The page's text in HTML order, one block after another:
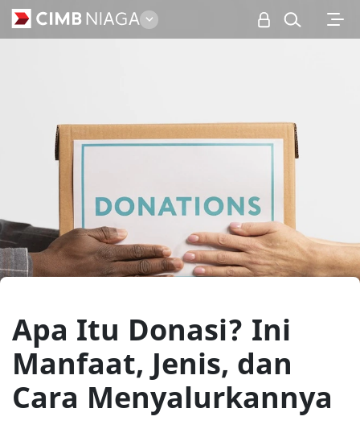
Personal
Apa Itu Donasi? Ini
Manfaat, Jenis, dan
Cara Menyalurkannya